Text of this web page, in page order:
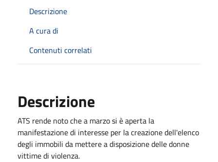
Descrizione
A cura di
Contenuti correlati
Descrizione
ATS rende noto che a marzo si è aperta la
manifestazione di interesse per la creazione dell'elenco
degli immobili da mettere a disposizione delle donne
vittime di violenza.